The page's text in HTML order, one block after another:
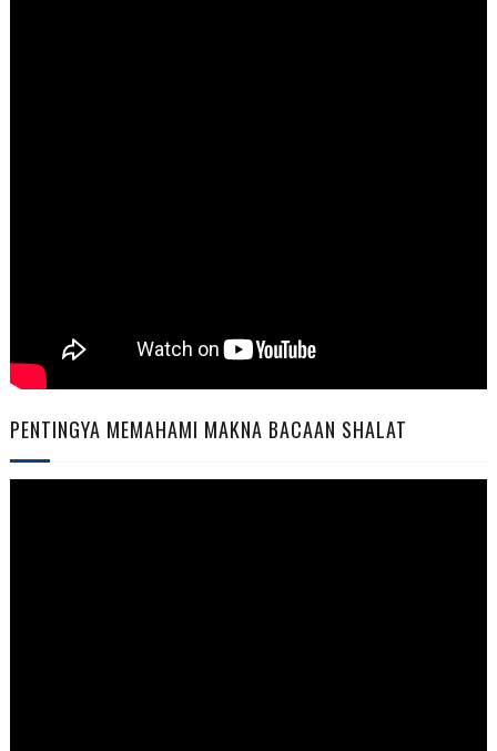
PENTINGYA MEMAHAMI MAKNA BACAAN SHALAT